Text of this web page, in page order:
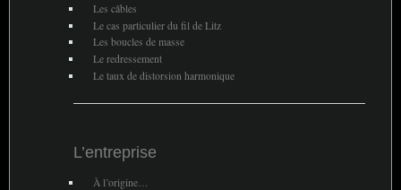
Les câbles
Le cas particulier du fil de Litz
Les boucles de masse
Le redressement
Le taux de distorsion harmonique
L’entreprise
À l’origine…